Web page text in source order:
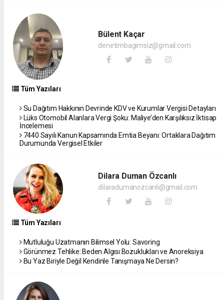
Bülent Kaçar
denetimbagimsiz@gmail.com
Tüm Yazıları
Su Dağıtım Hakkının Devrinde KDV ve Kurumlar Vergisi Detayları
Lüks Otomobil Alanlara Vergi Şoku: Maliye’den Karşılıksız İktisap
İncelemesi
7440 Sayılı Kanun Kapsamında Emtia Beyanı: Ortaklara Dağıtım
Durumunda Vergisel Etkiler
Dilara Duman Özcanlı
dilaradumanozcanli@gmail.com
Tüm Yazıları
Mutluluğu Uzatmanın Bilimsel Yolu: Savoring
Görünmez Tehlike: Beden Algısı Bozuklukları ve Anoreksiya
Bu Yaz Biriyle Değil Kendinle Tanışmaya Ne Dersin?